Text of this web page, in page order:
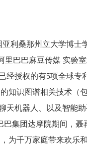
利桑那州立大学博士
里巴巴麻豆传媒 实验
授权的有5项全球专
知识图谱相关技术（
机器人、以及智能
巴集团达摩院期间，
为千万家庭带来欢乐